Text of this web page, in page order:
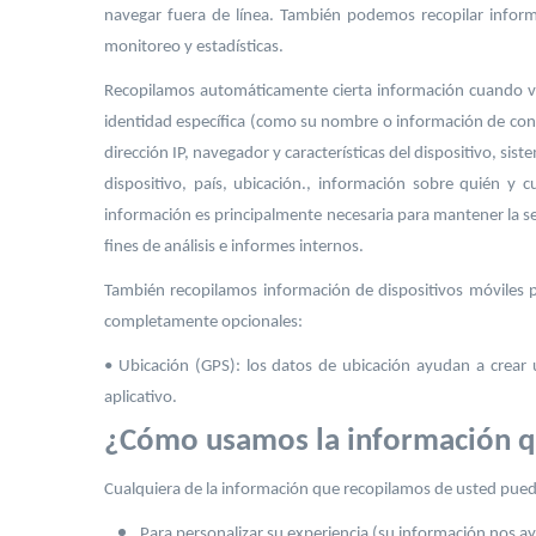
navegar fuera de línea. También podemos recopilar
monitoreo y estadísticas.
Recopilamos automáticamente cierta información cuando
identidad específica (como su nombre o información de
dirección IP, navegador y características del dispositivo,
dispositivo, país, ubicación., información sobre quién y
información es principalmente necesaria para mantener la
fines de análisis e informes internos.
También recopilamos información de dispositivos
completamente opcionales:
• Ubicación (GPS): los datos de ubicación ayudan a
aplicativo.
¿Cómo usamos la información
Cualquiera de la información que recopilamos de usted